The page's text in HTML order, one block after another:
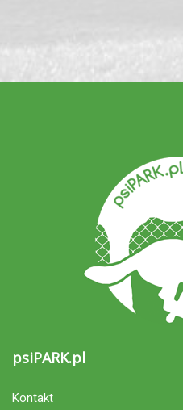
psiPARK.pl
Kontakt